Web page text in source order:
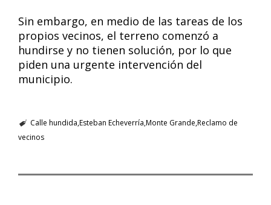
Sin embargo, en medio de las tareas de los
propios vecinos, el terreno comenzó a
hundirse y no tienen solución, por lo que
piden una urgente intervención del
municipio.
Calle hundida Esteban Echeverría Monte Grande Reclamo de
vecinos